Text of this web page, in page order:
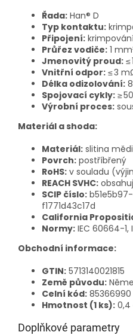
Řada: Han® D
Typ kontaktu:
Připojení:
Průřez vodiče: 1
Jmenovitý proud: ≤
Vnitřní odpor: ≤ 3
Délka odizolování:
Spojovací cykly: ≥
Výrobní proces:
Materiál a shoda:
Materiál: slitina mědi
Povrch: postříbřený
RoHS: v souladu
REACH SVHC:
SCIP číslo:
f1771d43c17d
California
Normy: IEC 60664-1,
Obchodní informace:
GTIN: 5713140021815
Země původu:
Celní kód: 85366990
Hmotnost (1 ks): 0,4
Doplňkové parametry